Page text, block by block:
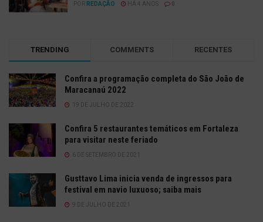
POR REDAÇÃO HÁ 4 ANOS
TRENDING COMMENTS RECENTES
Confira a programação completa do São João de
Maracanaú 2022
19 DE JULHO DE 2022
Confira 5 restaurantes temáticos em Fortaleza
para visitar neste feriado
6 DE SETEMBRO DE 2021
Gusttavo Lima inicia venda de ingressos para
festival em navio luxuoso; saiba mais
9 DE JULHO DE 2021